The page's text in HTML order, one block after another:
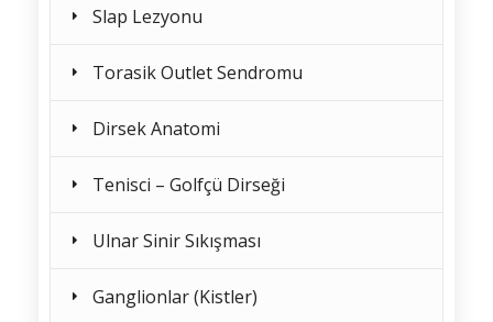
Slap Lezyonu
Torasik Outlet Sendromu
Dirsek Anatomi
Tenisci – Golfçü Dirseği
Ulnar Sinir Sıkışması
Ganglionlar (Kistler)